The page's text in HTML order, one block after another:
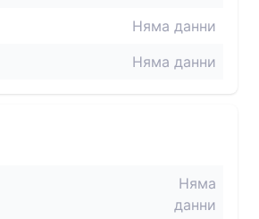
Няма данни
Няма данни
Няма
данни